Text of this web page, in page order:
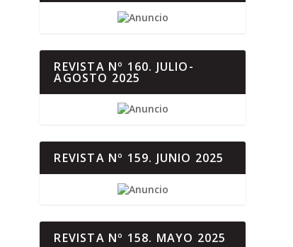
REVISTA Nº 160. JULIO-
AGOSTO 2025
REVISTA Nº 159. JUNIO 2025
REVISTA Nº 158. MAYO 2025